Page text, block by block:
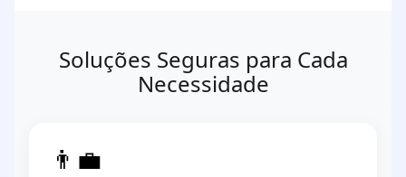
Soluções Seguras para Cada
Necessidade
👨‍💼